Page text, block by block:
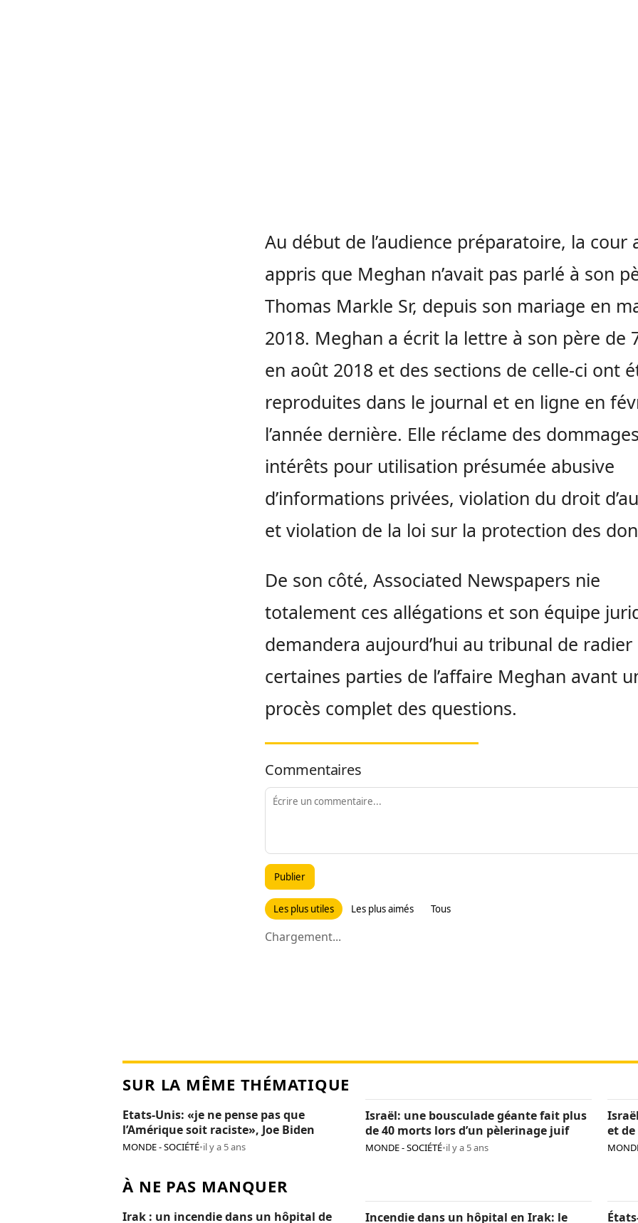
Au début de l’audience préparatoire, la cour
appris que Meghan n’avait pas parlé à son
Thomas Markle Sr, depuis son mariage en
2018. Meghan a écrit la lettre à son père de
en août 2018 et des sections de celle-ci ont
reproduites dans le journal et en ligne en
l’année dernière. Elle réclame des
intérêts pour utilisation présumée abusive
d’informations privées, violation du droit
et violation de la loi sur la protection des
De son côté, Associated Newspapers nie
totalement ces allégations et son équipe
demandera aujourd’hui au tribunal de radier
certaines parties de l’affaire Meghan avant
procès complet des questions.
Commentaires
Publier
Les plus utiles Les plus aimés Tous
Chargement...
SUR LA MÊME THÉMATIQUE
Etats-Unis: «je ne pense pas que
l’Amérique soit raciste», Joe Biden
MONDE - SOCIÉTÉ•il y a 5 ans
Israël: une bousculade géante fait plus
de 40 morts lors d’un pèlerinage juif
MONDE - SOCIÉTÉ•il y a 5 ans
et
À NE PAS MANQUER
Irak : un incendie dans un hôpital de Incendie dans un hôpital en Irak: le